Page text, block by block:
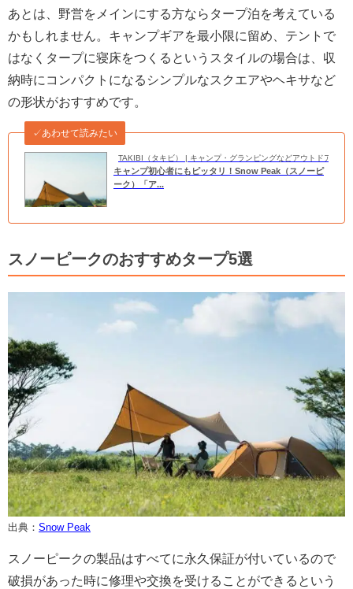
あとは、野営をメインにする方ならタープ泊を考えている
かもしれません。キャンプギアを最小限に留め、テントで
はなくタープに寝床をつくるというスタイルの場合は、収
納時にコンパクトになるシンプルなスクエアやヘキサなど
の形状がおすすめです。
TAKIBI（タキビ） | キャンプ・グランピングなどアウトドアの総
✓あわせて読みたい
キャンプ初心者にもピッタリ！Snow Peak（スノーピ
ーク）「ア...
スノーピークのおすすめタープ5選
出典： Snow Peak
スノーピークの製品はすべてに永久保証が付いているので
破損があった時に修理や交換を受けることができるという